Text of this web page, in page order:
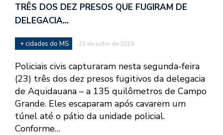
TRÊS DOS DEZ PRESOS QUE FUGIRAM DE
DELEGACIA…
+ cidades do MS 23 de julho de 2018
Policiais civis capturaram nesta segunda-feira
(23) três dos dez presos fugitivos da delegacia
de Aquidauana – a 135 quilômetros de Campo
Grande. Eles escaparam após cavarem um
túnel até o pátio da unidade policial.
Conforme…